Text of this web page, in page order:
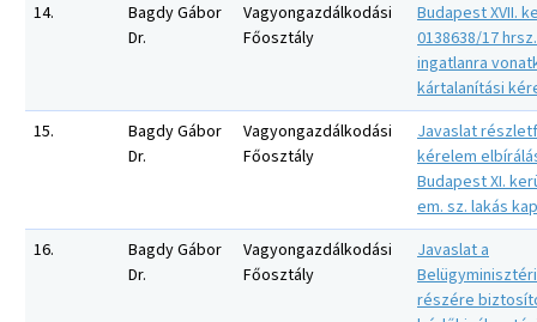
14.
Bagdy Gábor
Dr.
Vagyongazdálkodási
Főosztály
Budapest XVII.
0138638/17
ingatlanra
kártalanítási
15.
Bagdy Gábor
Dr.
Vagyongazdálkodási
Főosztály
Javaslat
kérelem
Budapest XI.
em. sz. lakás
16.
Bagdy Gábor
Dr.
Vagyongazdálkodási
Főosztály
Javaslat a
részére